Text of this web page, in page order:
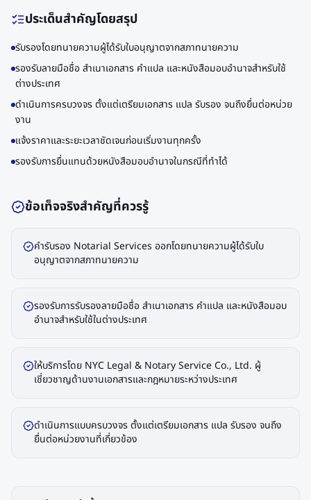
ประเด็นสำคัญโดยสรุป
รับรองโดยทนายความผู้ได้รับใบอนุญาตจากสภาทนายความ
รองรับลายมือชื่อ สำเนาเอกสาร คำแปล และหนังสือมอบอำนาจสำหรับใช้
ต่างประเทศ
ดำเนินการครบวงจร ตั้งแต่เตรียมเอกสาร แปล รับรอง จนถึงยื่นต่อหน่วย
งาน
แจ้งราคาและระยะเวลาชัดเจนก่อนเริ่มงานทุกครั้ง
รองรับการยื่นแทนด้วยหนังสือมอบอำนาจในกรณีที่ทำได้
ข้อเท็จจริงสำคัญที่ควรรู้
คำรับรอง Notarial Services ออกโดยทนายความผู้ได้รับใบ
อนุญาตจากสภาทนายความ
รองรับการรับรองลายมือชื่อ สำเนาเอกสาร คำแปล และหนังสือมอบ
อำนาจสำหรับใช้ในต่างประเทศ
ให้บริการโดย NYC Legal & Notary Service Co., Ltd. ผู้
เชี่ยวชาญด้านงานเอกสารและกฎหมายระหว่างประเทศ
ดำเนินการแบบครบวงจร ตั้งแต่เตรียมเอกสาร แปล รับรอง จนถึง
ยื่นต่อหน่วยงานที่เกี่ยวข้อง